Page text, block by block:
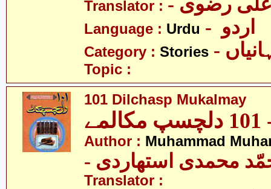
Translator :
Language : Urdu
Category : Stories
Topic :
101 Dilchasp Mukalmay
Author : Muhammad
محمدی استھاردی
Translator :